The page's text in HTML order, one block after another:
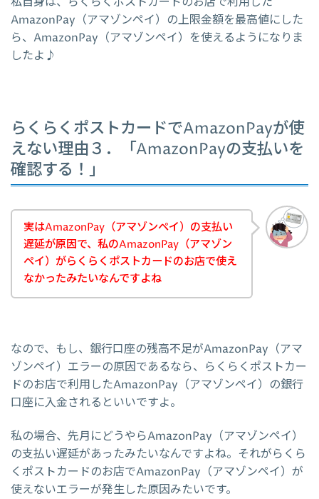
AmazonPay（アマゾンペイ）の上限金額を最高値にした
ら、AmazonPay（アマゾンペイ）を使えるようになりま
したよ♪
らくらくポストカードでAmazonPayが使
えない理由３．「AmazonPayの支払いを
確認する！」
実はAmazonPay（アマゾンペイ）の支払い
遅延が原因で、私のAmazonPay（アマゾン
ペイ）がらくらくポストカードのお店で使え
なかったみたいなんですよね
なので、もし、銀行口座の残高不足がAmazonPay（アマ
ゾンペイ）エラーの原因であるなら、らくらくポストカー
ドのお店で利用したAmazonPay（アマゾンペイ）の銀行
口座に入金されるといいですよ。
私の場合、先月にどうやらAmazonPay（アマゾンペイ）
の支払い遅延があったみたいなんですよね。それがらくら
くポストカードのお店でAmazonPay（アマゾンペイ）が
使えないエラーが発生した原因みたいです。